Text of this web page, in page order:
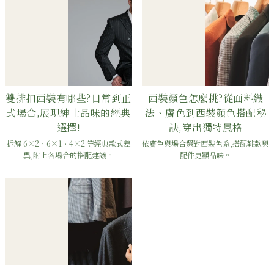
雙排扣西裝有哪些?日常到正
式場合,展現紳士品味的經典
選擇!
拆解 6×2、6×1、4×2 等經典款式差
異,附上各場合的搭配建議。
西裝顏色怎麼挑?從面料織
法、膚色到西裝顏色搭配秘
訣,穿出獨特風格
依膚色與場合選對西裝色系,搭配鞋款與
配件更顯品味。